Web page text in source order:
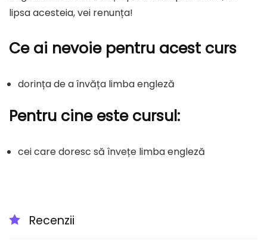
lipsa acesteia, vei renunța!
Ce ai nevoie pentru acest curs
dorința de a învăța limba engleză
Pentru cine este cursul:
cei care doresc să învețe limba engleză
Recenzii